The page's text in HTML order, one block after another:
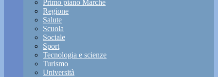
Primo piano Marche
Regione
Salute
Scuola
Sociale
Sport
Tecnologia e scienze
Turismo
Università